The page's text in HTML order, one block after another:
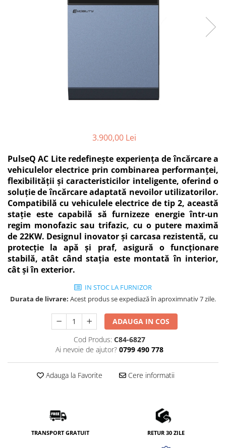
3.900,00 Lei
PulseQ AC Lite redefinește experiența de încărcare a
vehiculelor electrice prin combinarea performanței,
flexibilității și caracteristicilor inteligente, oferind o
soluție de încărcare adaptată nevoilor utilizatorilor.
Compatibilă cu vehiculele electrice de tip 2, această
stație este capabilă să furnizeze energie într-un
regim monofazic sau trifazic, cu o putere maximă
de 22KW. Designul inovator și carcasa rezistentă, cu
protecție la apă și praf, asigură o funcționare
stabilă, atât când stația este montată în interior,
cât și în exterior.
IN STOC LA FURNIZOR
Durata de livrare: Acest produs se expediază în aproximnativ 7 zile.
ADAUGA IN COS
Cod Produs: C84-6827
Ai nevoie de ajutor? 0799 490 778
Adauga la Favorite Cere informatii
TRANSPORT GRATUIT RETUR 30 ZILE